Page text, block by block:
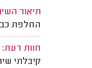
תיאור
החלפת
חוות דעת:
קיבלתי